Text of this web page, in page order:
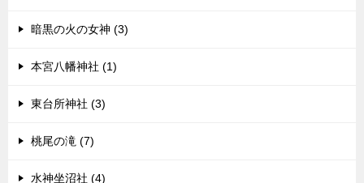
暗黒の火の女神 (3)
本宮八幡神社 (1)
東台所神社 (3)
桃尾の滝 (7)
水神坐沼社 (4)